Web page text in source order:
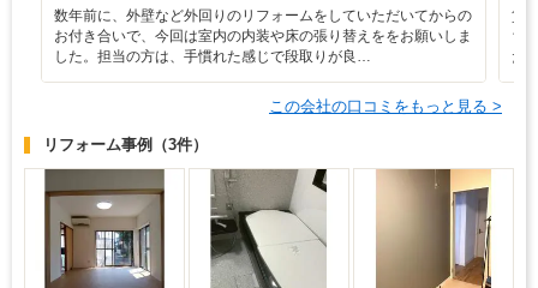
数年前に、外壁など外回りのリフォームをしていただいてからの
お付き合いで、今回は室内の内装や床の張り替えををお願いしま
した。担当の方は、手慣れた感じで段取りが良…
賃
ち
た
この会社の口コミをもっと見る >
リフォーム事例 （3件）